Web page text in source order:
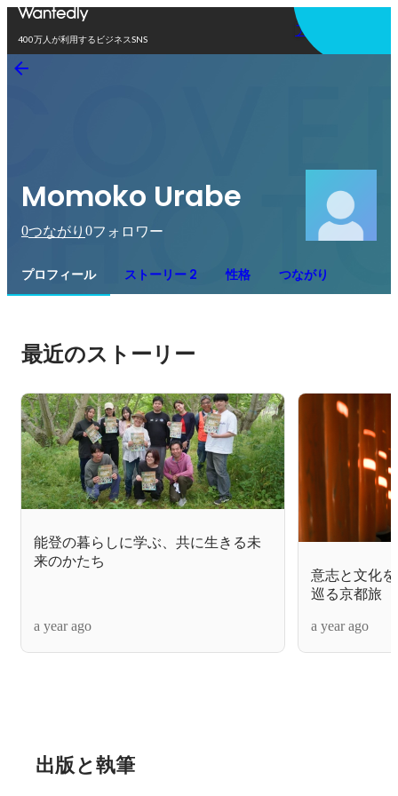
400万人が利用するビジネスSNS
アプリを使う
Momoko Urabe
0つながり 0フォロワー
プロフィール ストーリー 2 性格 つながり
最近のストーリー
能登の暮らしに学ぶ、共に生きる未
来のかたち
a year ago
意志と文化
巡る京都旅
a year ago
出版と執筆